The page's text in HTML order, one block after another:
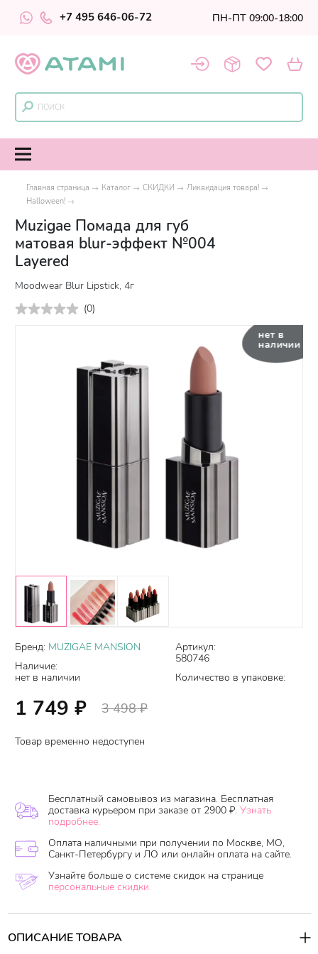
+7 495 646-06-72 ПН-ПТ 09:00-18:00
Главная страница Каталог СКИДКИ
Ликвидация товара!
Halloween!
Muzigae Помада для губ
матовая blur-эффект №004
Layered
Moodwear Blur Lipstick, 4г
(0)
нет в
наличии
Бренд: MUZIGAE MANSION
Наличие:
нет в наличии
Артикул:
580746
Количество в упаковке:
1 749 ₽ 3 498₽
Товар временно недоступен
Бесплатный самовывоз из магазина. Бесплатная
доставка курьером при заказе от 2900 ₽. Узнать
подробнее.
Оплата наличными при получении по Москве, МО,
Санкт-Петербургу и ЛО или онлайн оплата на сайте.
Узнайте больше о системе скидок на странице
персональные скидки.
ОПИСАНИЕ ТОВАРА